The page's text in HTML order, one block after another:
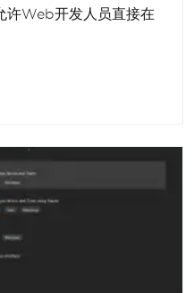
许Web开发人员直接在